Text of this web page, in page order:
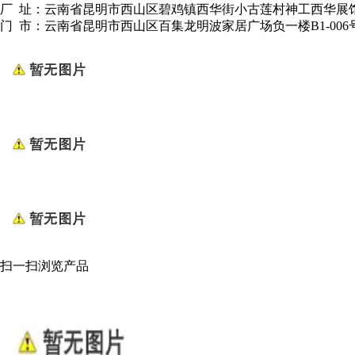
厂 址：云南省昆明市西山区碧鸡镇西华街小古莲村神工西华展
门 市：云南省昆明市西山区百集龙明波家居广场负一楼B1-006
扫一扫浏览产品